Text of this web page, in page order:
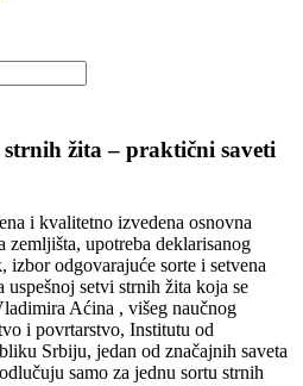
strnih žita – praktični saveti
i kvalitetno izvedena osnovna
zemljišta, upotreba deklarisanog
izbor odgovarajuće sorte i setvena
setvi strnih žita koja se
Aćina , višeg naučnog
i povrtarstvo, Institutu od
Srbiju, jedan od značajnih saveta
samo za jednu sortu strnih